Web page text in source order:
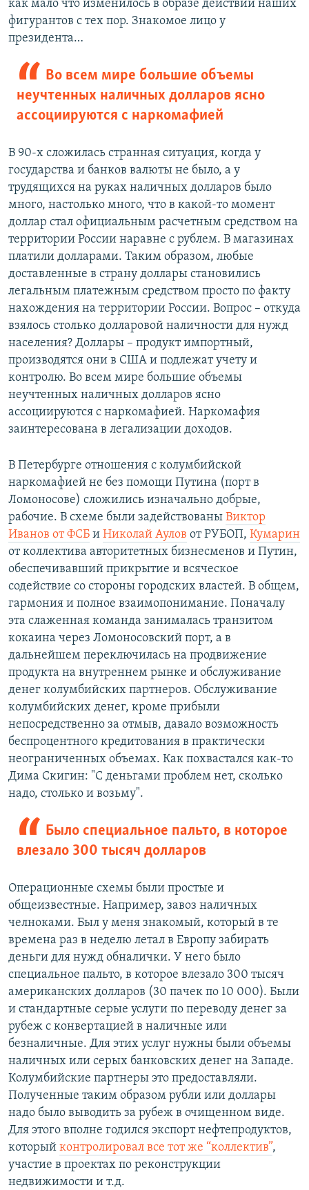
как мало что изменилось в образе действий наших
фигурантов с тех пор. Знакомое лицо у
президента…
Во всем мире большие объемы
неучтенных наличных долларов ясно
ассоциируются с наркомафией
В 90-х сложилась странная ситуация, когда у
государства и банков валюты не было, а у
трудящихся на руках наличных долларов было
много, настолько много, что в какой-то момент
доллар стал официальным расчетным средством на
территории России наравне с рублем. В магазинах
платили долларами. Таким образом, любые
доставленные в страну доллары становились
легальным платежным средством просто по факту
нахождения на территории России. Вопрос – откуда
взялось столько долларовой наличности для нужд
населения? Доллары – продукт импортный,
производятся они в США и подлежат учету и
контролю. Во всем мире большие объемы
неучтенных наличных долларов ясно
ассоциируются с наркомафией. Наркомафия
заинтересована в легализации доходов.
В Петербурге отношения с колумбийской
наркомафией не без помощи Путина (порт в
Ломоносове) сложились изначально добрые,
рабочие. В схеме были задействованы Виктор
Иванов от ФСБ и Николай Аулов от РУБОП, Кумарин
от коллектива авторитетных бизнесменов и Путин,
обеспечивавший прикрытие и всяческое
содействие со стороны городских властей. В общем,
гармония и полное взаимопонимание. Поначалу
эта слаженная команда занималась транзитом
кокаина через Ломоносовский порт, а в
дальнейшем переключилась на продвижение
продукта на внутреннем рынке и обслуживание
денег колумбийских партнеров. Обслуживание
колумбийских денег, кроме прибыли
непосредственно за отмыв, давало возможность
беспроцентного кредитования в практически
неограниченных объемах. Как похвастался как-то
Дима Скигин: "С деньгами проблем нет, сколько
надо, столько и возьму".
Было специальное пальто, в которое
влезало 300 тысяч долларов
Операционные схемы были простые и
общеизвестные. Например, завоз наличных
челноками. Был у меня знакомый, который в те
времена раз в неделю летал в Европу забирать
деньги для нужд обналички. У него было
специальное пальто, в которое влезало 300 тысяч
американских долларов (30 пачек по 10 000). Были
и стандартные серые услуги по переводу денег за
рубеж с конвертацией в наличные или
безналичные. Для этих услуг нужны были объемы
наличных или серых банковских денег на Западе.
Колумбийские партнеры это предоставляли.
Полученные таким образом рубли или доллары
надо было выводить за рубеж в очищенном виде.
Для этого вполне годился экспорт нефтепродуктов,
который контролировал все тот же “коллектив”,
участие в проектах по реконструкции
недвижимости и т.д.